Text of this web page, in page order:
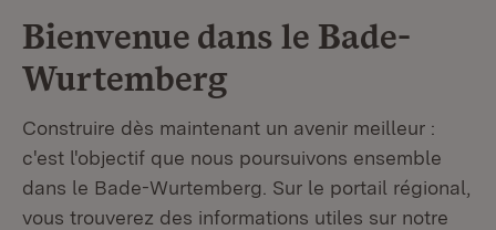
Bienvenue dans le Bade-
Wurtemberg
Construire dès maintenant un avenir meilleur :
c'est l'objectif que nous poursuivons ensemble
dans le Bade-Wurtemberg. Sur le portail régional,
vous trouverez des informations utiles sur notre